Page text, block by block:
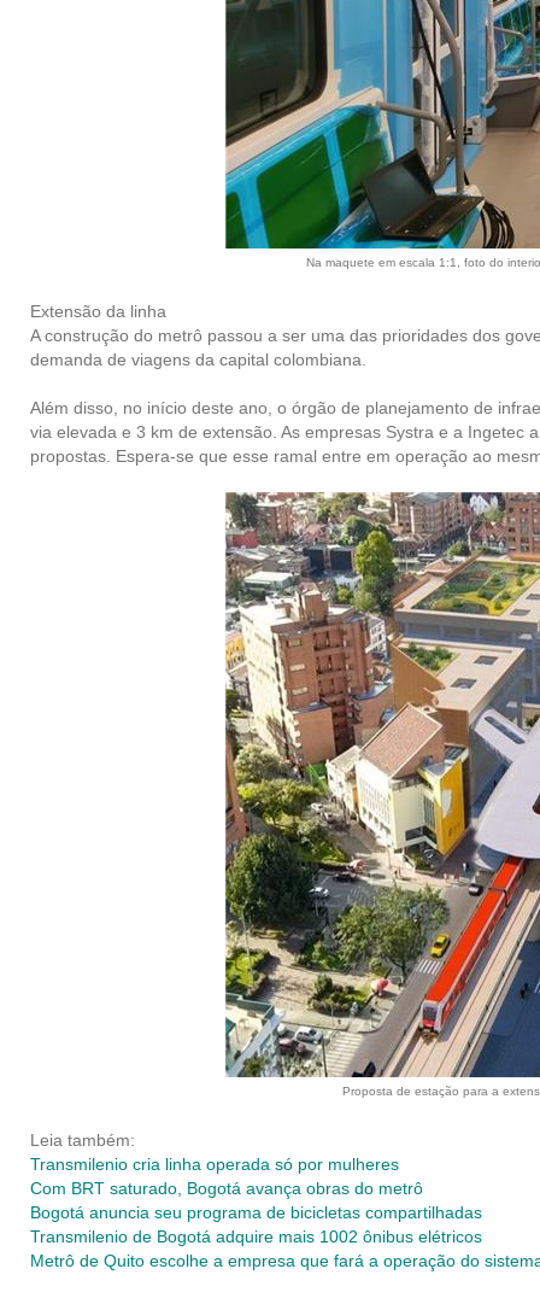
Na maquete em escala 1:1, foto do
Extensão da linha
A construção do metrô passou a ser uma das prioridades dos
demanda de viagens da capital colombiana.
Além disso, no início deste ano, o órgão de planejamento de
via elevada e 3 km de extensão. As empresas Systra e a
propostas. Espera-se que esse ramal entre em operação ao
Proposta de estação para a
Leia também:
Transmilenio cria linha operada só por mulheres
Com BRT saturado, Bogotá avança obras do metrô
Bogotá anuncia seu programa de bicicletas compartilhadas
Transmilenio de Bogotá adquire mais 1002 ônibus elétricos
Metrô de Quito escolhe a empresa que fará a operação do